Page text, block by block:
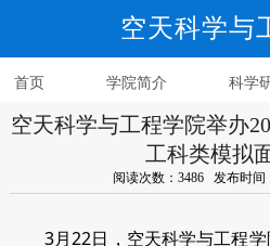
空天科学与
首页 学院简介 科学
人才培养
空天科学与工程学院举办
工科类模拟
阅读次数：3486 发布时间